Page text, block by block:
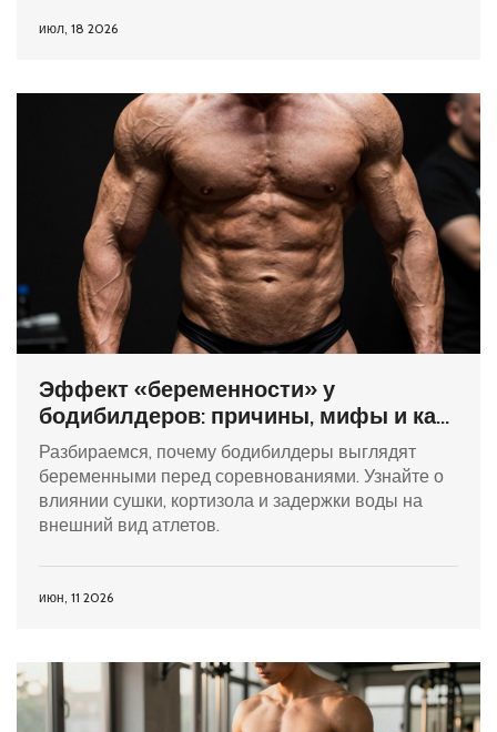
июл, 18 2026
Эффект «беременности» у
бодибилдеров: причины, мифы и как
избежать
Разбираемся, почему бодибилдеры выглядят
беременными перед соревнованиями. Узнайте о
влиянии сушки, кортизола и задержки воды на
внешний вид атлетов.
июн, 11 2026